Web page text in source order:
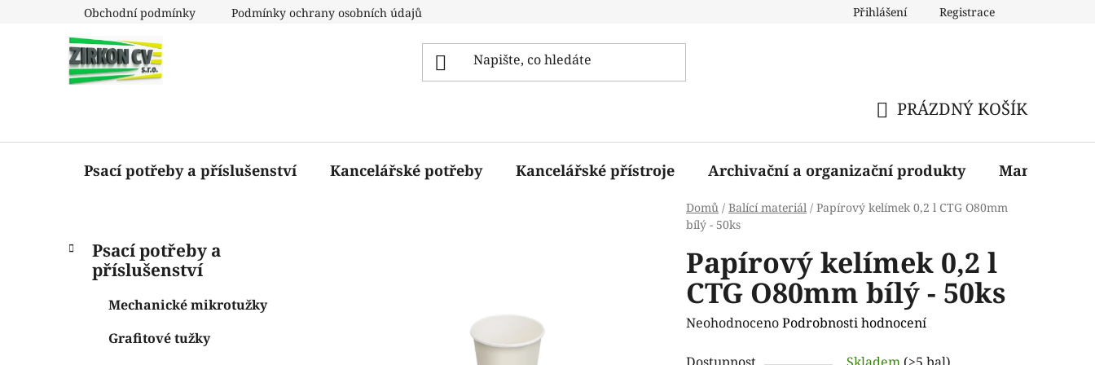
Obchodní podmínky Podmínky ochrany osobních údajů Přihlášení Registrace
KOŠÍK
PRÁZDNÝ KOŠÍK
Psací potřeby a příslušenství Kancelářské potřeby Kancelářské přístroje Archivační a organizační produkty Manažerské
Domů / Balící materiál / Papírový kelímek 0,2 l CTG O80mm
bílý - 50ks
P
Přeskočit
kategorie
K
a
Psací potřeby a
příslušenství
Mechanické mikrotužky
Grafitové tužky
Papírový kelímek 0,2 l
CTG O80mm bílý - 50ks
Průměrné
NeohodnocenoPodrobnosti hodnocení